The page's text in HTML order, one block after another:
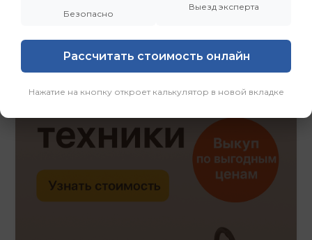
Безопасно
Выезд эксперта
Рассчитать стоимость онлайн
Нажатие на кнопку откроет калькулятор в новой вкладке